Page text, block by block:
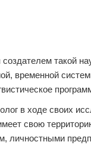
такой
временной
в ходе своих
свою
личностными